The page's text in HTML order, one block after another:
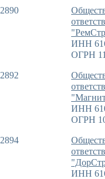
2890
ИНН
ОГРН
2892
ИНН
ОГРН
2894
ИНН